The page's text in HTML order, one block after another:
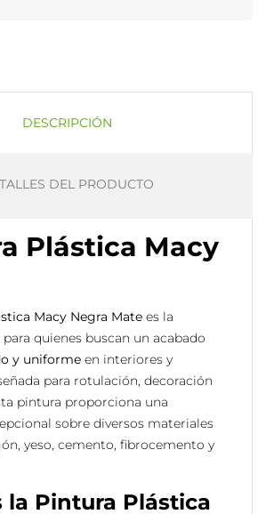
DESCRIPCIÓN
DEL PRODUCTO
Plástica Macy
Macy Negra Mate es la
quienes buscan un acabado
y uniforme en interiores y
para rotulación, decoración
pintura proporciona una
sobre diversos materiales
yeso, cemento, fibrocemento y
la Pintura Plástica